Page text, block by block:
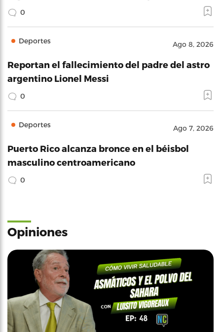
0
Deportes Ago 8, 2026
Reportan el fallecimiento del padre del astro
argentino Lionel Messi
0
Deportes Ago 7, 2026
Puerto Rico alcanza bronce en el béisbol
masculino centroamericano
0
Opiniones